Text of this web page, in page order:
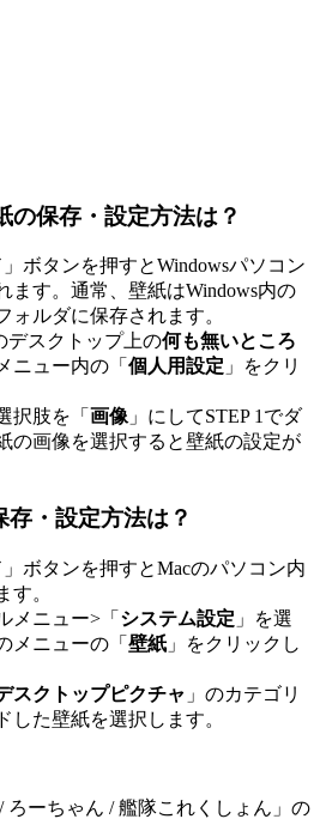
の保存・設定方法は？
ボタンを押すとWindowsパソコン
ます。通常、壁紙はWindows内の
ォルダに保存されます。
デスクトップ上の何も無いところ
ニュー内の「 個人用設定 」をクリ
択肢を「 画像 」にしてSTEP 1でダ
の画像を選択すると壁紙の設定が
・設定方法は？
ボタンを押すとMacのパソコン内
す。
メニュー>「 システム設定 」を選
メニューの「 壁紙 」をクリックし
スクトップピクチャ 」のカテゴリ
した壁紙を選択します。
ろーちゃん / 艦隊これくしょん」の